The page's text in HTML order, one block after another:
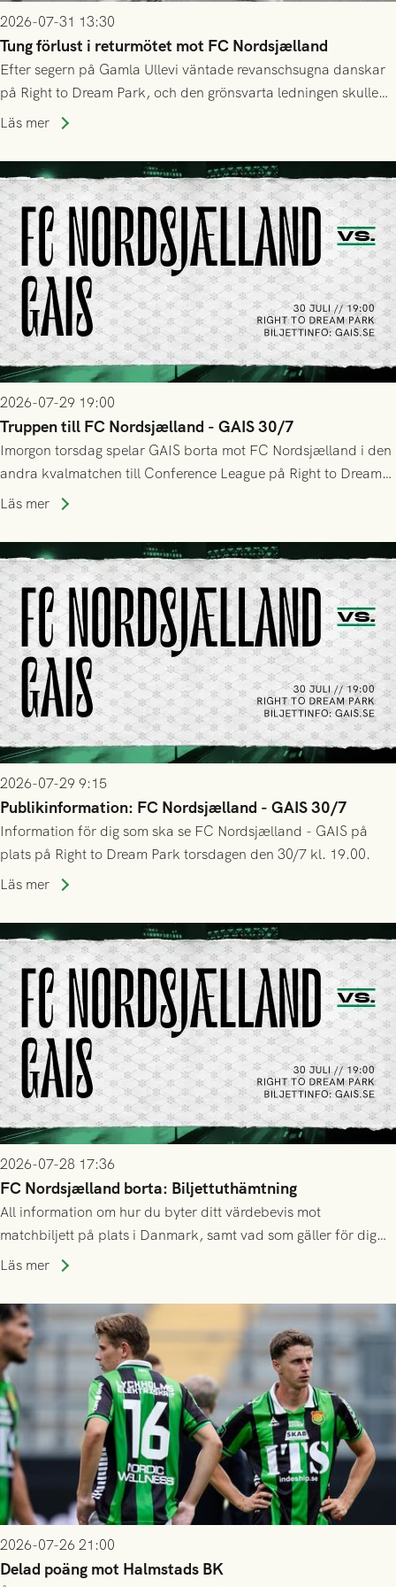
2026-07-31 13:30
Tung förlust i returmötet mot FC Nordsjælland
Efter segern på Gamla Ullevi väntade revanschsugna danskar
på Right to Dream Park, och den grönsvarta ledningen skulle
upphöra efter mindre än kvarten spelad. På lika mark visade
tennissiffror och det grönsvarta europaäventyret tog slut.
Läs mer
2026-07-29 19:00
Truppen till FC Nordsjælland - GAIS 30/7
Imorgon torsdag spelar GAIS borta mot FC Nordsjælland i den
andra kvalmatchen till Conference League på Right to Dream
Park! Fredrik Holmberg och ledarstaben har tagit ut följande
Läs mer
2026-07-29 9:15
Publikinformation: FC Nordsjælland - GAIS 30/7
Information för dig som ska se FC Nordsjælland - GAIS på
plats på Right to Dream Park torsdagen den 30/7 kl. 19.00.
Läs mer
2026-07-28 17:36
FC Nordsjælland borta: Biljettuthämtning
All information om hur du byter ditt värdebevis mot
matchbiljett på plats i Danmark, samt vad som gäller för dig
som står på reservlista eller fått förhinder.
Läs mer
2026-07-26 21:00
Delad poäng mot Halmstads BK